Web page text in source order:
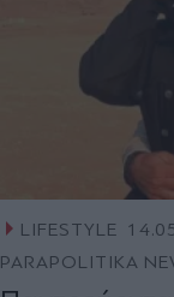
LIFESTYLE
PARAPOLITIKA